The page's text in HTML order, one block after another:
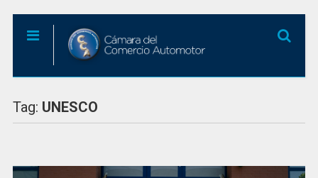
Tag: UNESCO